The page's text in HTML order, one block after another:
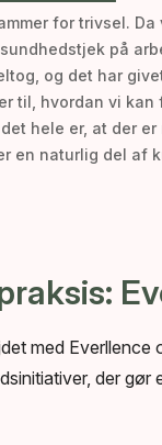
for trivsel.
på
og det har
til, hvordan vi
hele er, at der
en naturlig del af
med
der